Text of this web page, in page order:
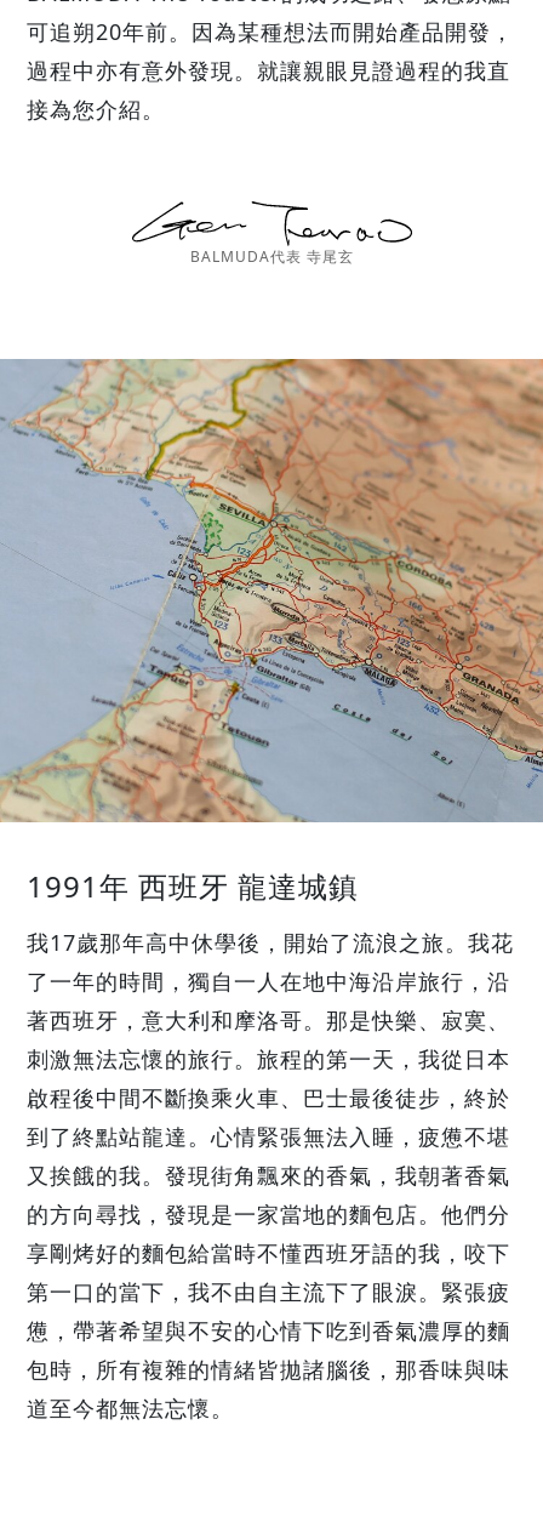
可追朔20年前。因為某種想法而開始產品開發，
過程中亦有意外發現。就讓親眼見證過程的我直
接為您介紹。
BALMUDA代表 寺尾玄
1991年 西班牙 龍達城鎮
我17歲那年高中休學後，開始了流浪之旅。我花
了一年的時間，獨自一人在地中海沿岸旅行，沿
著西班牙，意大利和摩洛哥。那是快樂、寂寞、
刺激無法忘懷的旅行。旅程的第一天，我從日本
啟程後中間不斷換乘火車、巴士最後徒步，終於
到了終點站龍達。心情緊張無法入睡，疲憊不堪
又挨餓的我。發現街角飄來的香氣，我朝著香氣
的方向尋找，發現是一家當地的麵包店。他們分
享剛烤好的麵包給當時不懂西班牙語的我，咬下
第一口的當下，我不由自主流下了眼淚。緊張疲
憊，帶著希望與不安的心情下吃到香氣濃厚的麵
包時，所有複雜的情緒皆拋諸腦後，那香味與味
道至今都無法忘懷。